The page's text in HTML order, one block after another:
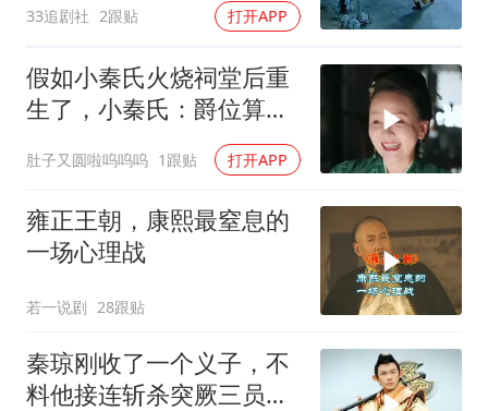
33追剧社 2跟贴 打开APP
假如小秦氏火烧祠堂后重
生了，小秦氏：爵位算
啥，皇位都得我来坐
肚子又圆啦呜呜呜 1跟贴 打开APP
雍正王朝，康熙最窒息的
一场心理战
若一说剧 28跟贴
秦琼刚收了一个义子，不
料他接连斩杀突厥三员大